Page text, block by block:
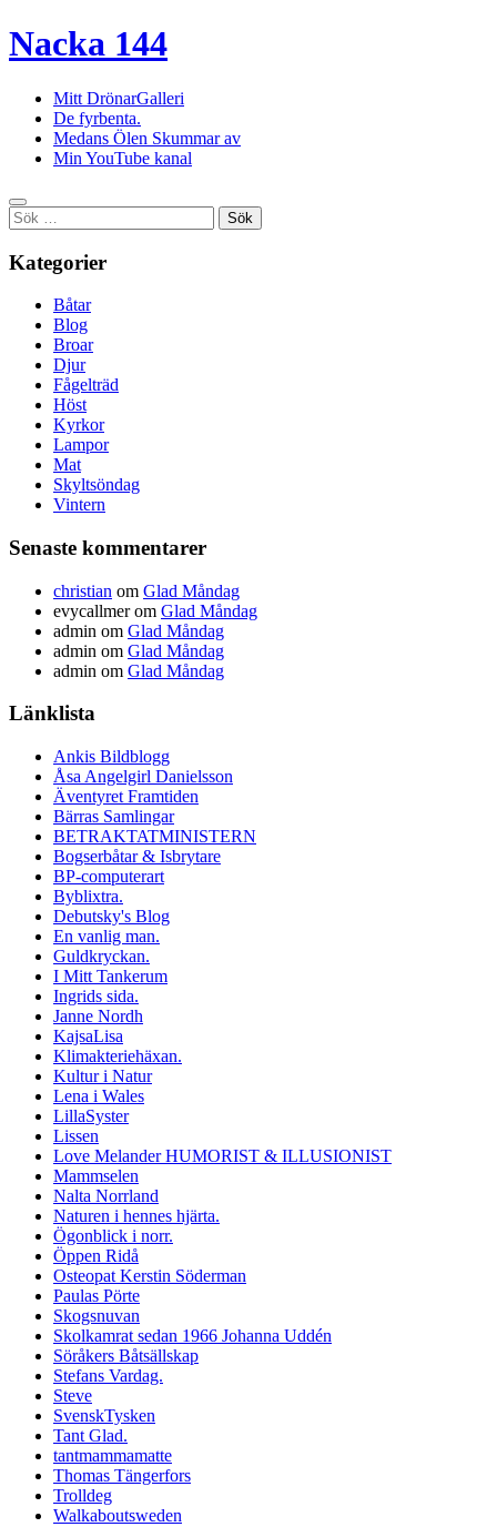
Nacka 144
Mitt DrönarGalleri
De fyrbenta.
Medans Ölen Skummar av
Min YouTube kanal
Sök
efter:
Kategorier
Båtar
Blog
Broar
Djur
Fågelträd
Höst
Kyrkor
Lampor
Mat
Skyltsöndag
Vintern
Senaste kommentarer
christian om Glad Måndag
evycallmerom Glad Måndag
admin om Glad Måndag
admin om Glad Måndag
admin om Glad Måndag
Länklista
Ankis Bildblogg
Åsa Angelgirl Danielsson
Äventyret Framtiden
Bärras Samlingar
BETRAKTATMINISTERN
Bogserbåtar & Isbrytare
BP-computerart
Byblixtra.
Debutsky's Blog
En vanlig man.
Guldkryckan.
I Mitt Tankerum
Ingrids sida.
Janne Nordh
KajsaLisa
Klimakteriehäxan.
Kultur i Natur
Lena i Wales
LillaSyster
Lissen
Love Melander HUMORIST & ILLUSIONIST
Mammselen
Nalta Norrland
Naturen i hennes hjärta.
Ögonblick i norr.
Öppen Ridå
Osteopat Kerstin Söderman
Paulas Pörte
Skogsnuvan
Skolkamrat sedan 1966 Johanna Uddén
Söråkers Båtsällskap
Stefans Vardag.
Steve
SvenskTysken
Tant Glad.
tantmammamatte
Thomas Tängerfors
Trolldeg
Walkaboutsweden